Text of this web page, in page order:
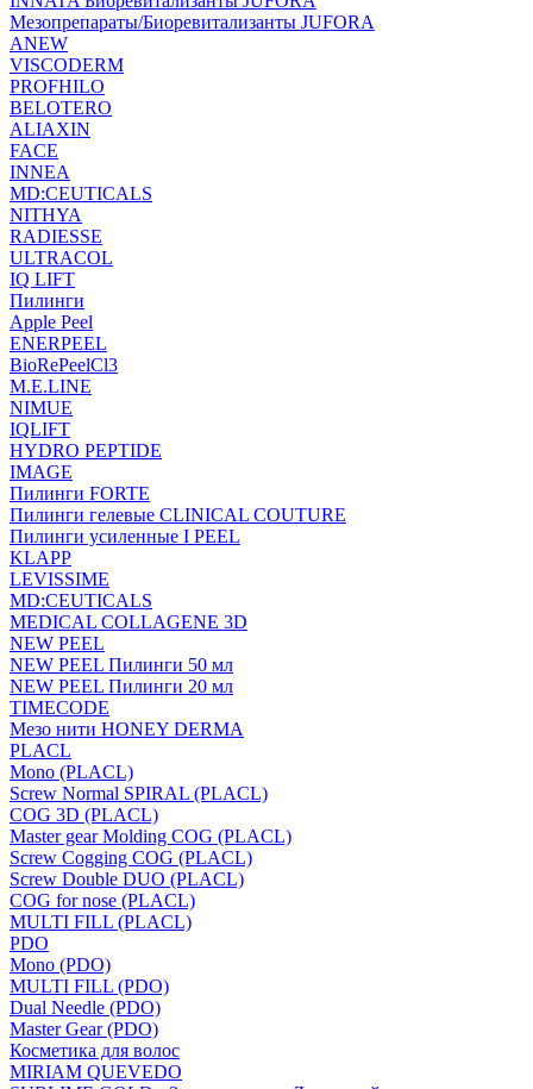
Мезопрепараты/Биоревитализанты JUFORA
ANEW
VISCODERM
PROFHILO
BELOTERO
ALIAXIN
FACE
INNEA
MD:CEUTICALS
NITHYA
RADIESSE
ULTRACOL
IQ LIFT
Пилинги
Apple Peel
ENERPEEL
BioRePeelCl3
M.E.LINE
NIMUE
IQLIFT
HYDRO PEPTIDE
IMAGE
Пилинги FORTE
Пилинги гелевые CLINICAL COUTURE
Пилинги усиленные I PEEL
KLAPP
LEVISSIME
MD:CEUTICALS
MEDICAL COLLAGENE 3D
NEW PEEL
NEW PEEL Пилинги 50 мл
NEW PEEL Пилинги 20 мл
TIMECODE
Мезо нити HONEY DERMA
PLACL
Mono (PLACL)
Screw Normal SPIRAL (PLACL)
COG 3D (PLACL)
Master gear Molding COG (PLACL)
Screw Cogging COG (PLACL)
Screw Double DUO (PLACL)
COG for nose (PLACL)
MULTI FILL (PLACL)
PDO
Mono (PDO)
MULTI FILL (PDO)
Dual Needle (PDO)
Master Gear (PDO)
Косметика для волос
MIRIAM QUEVEDO